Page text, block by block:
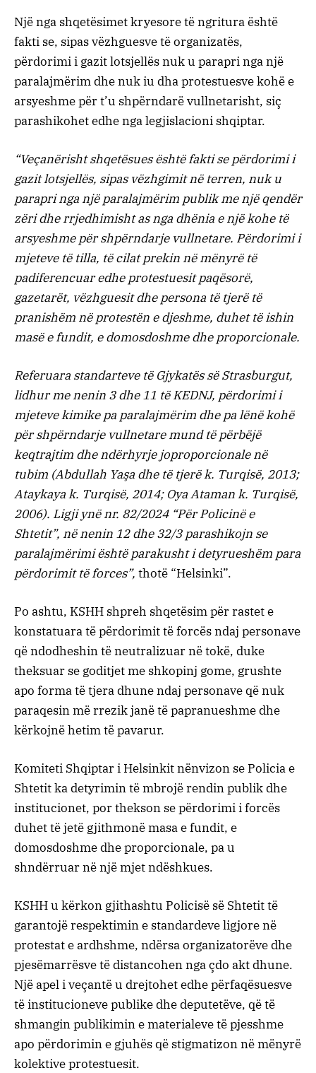
Një nga shqetësimet kryesore të ngritura është
fakti se, sipas vëzhguesve të organizatës,
përdorimi i gazit lotsjellës nuk u parapri nga një
paralajmërim dhe nuk iu dha protestuesve kohë e
arsyeshme për t’u shpërndarë vullnetarisht, siç
parashikohet edhe nga legjislacioni shqiptar.
“Veçanërisht shqetësues është fakti se përdorimi i
gazit lotsjellës, sipas vëzhgimit në terren, nuk u
parapri nga një paralajmërim publik me një qendër
zëri dhe rrjedhimisht as nga dhënia e një kohe të
arsyeshme për shpërndarje vullnetare. Përdorimi i
mjeteve të tilla, të cilat prekin në mënyrë të
padiferencuar edhe protestuesit paqësorë,
gazetarët, vëzhguesit dhe persona të tjerë të
pranishëm në protestën e djeshme, duhet të ishin
masë e fundit, e domosdoshme dhe proporcionale.
Referuara standarteve të Gjykatës së Strasburgut,
lidhur me nenin 3 dhe 11 të KEDNJ, përdorimi i
mjeteve kimike pa paralajmërim dhe pa lënë kohë
për shpërndarje vullnetare mund të përbëjë
keqtrajtim dhe ndërhyrje joproporcionale në
tubim (Abdullah Yaşa dhe të tjerë k. Turqisë, 2013;
Ataykaya k. Turqisë, 2014; Oya Ataman k. Turqisë,
2006). Ligji ynë nr. 82/2024 “Për Policinë e
Shtetit”, në nenin 12 dhe 32/3 parashikojn se
paralajmërimi është parakusht i detyrueshëm para
përdorimit të forces”, thotë “Helsinki”.
Po ashtu, KSHH shpreh shqetësim për rastet e
konstatuara të përdorimit të forcës ndaj personave
që ndodheshin të neutralizuar në tokë, duke
theksuar se goditjet me shkopinj gome, grushte
apo forma të tjera dhune ndaj personave që nuk
paraqesin më rrezik janë të papranueshme dhe
kërkojnë hetim të pavarur.
Komiteti Shqiptar i Helsinkit nënvizon se Policia e
Shtetit ka detyrimin të mbrojë rendin publik dhe
institucionet, por thekson se përdorimi i forcës
duhet të jetë gjithmonë masa e fundit, e
domosdoshme dhe proporcionale, pa u
shndërruar në një mjet ndëshkues.
KSHH u kërkon gjithashtu Policisë së Shtetit të
garantojë respektimin e standardeve ligjore në
protestat e ardhshme, ndërsa organizatorëve dhe
pjesëmarrësve të distancohen nga çdo akt dhune.
Një apel i veçantë u drejtohet edhe përfaqësuesve
të institucioneve publike dhe deputetëve, që të
shmangin publikimin e materialeve të pjesshme
apo përdorimin e gjuhës që stigmatizon në mënyrë
kolektive protestuesit.